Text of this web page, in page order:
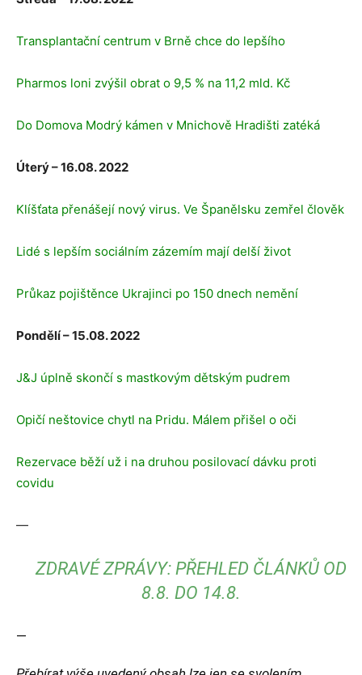
Transplantační centrum v Brně chce do lepšího
Pharmos loni zvýšil obrat o 9,5 % na 11,2 mld. Kč
Do Domova Modrý kámen v Mnichově Hradišti zatéká
Úterý – 16.08. 2022
Klíšťata přenášejí nový virus. Ve Španělsku zemřel člověk
Lidé s lepším sociálním zázemím mají delší život
Průkaz pojištěnce Ukrajinci po 150 dnech nemění
Pondělí – 15.08. 2022
J&J úplně skončí s mastkovým dětským pudrem
Opičí neštovice chytl na Pridu. Málem přišel o oči
Rezervace běží už i na druhou posilovací dávku proti
covidu
—
ZDRAVÉ ZPRÁVY: PŘEHLED ČLÁNKŮ OD
8.8. DO 14.8.
—